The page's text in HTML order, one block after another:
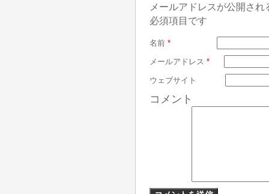
メールアドレスが公開さ
必須項目です
名前 *
メールアドレス *
ウェブサイト
コメント